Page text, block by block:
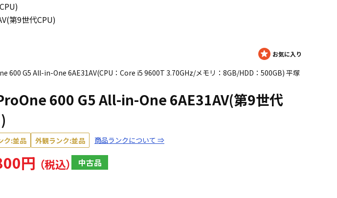
第9世代CPU)
600 G5 All-in-One 6AE31AV(CPU：Core i5 9600T 3.70GHz/メモリ：8GB/HDD：500GB) 平塚
600 G5 All-in-One 6AE31AV(第9世代
ク:並品 外観ランク:並品 商品ランクについて ⇒
円 中古品